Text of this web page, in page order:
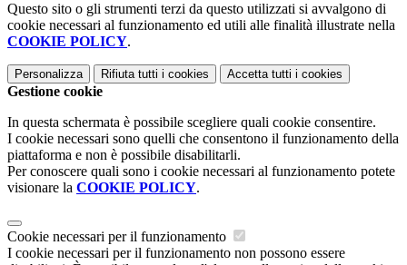
Questo sito o gli strumenti terzi da questo utilizzati si avvalgono di
cookie necessari al funzionamento ed utili alle finalità illustrate nella
COOKIE POLICY.
Personalizza Rifiuta tutti i cookies Accetta tutti i cookies
Gestione cookie
In questa schermata è possibile scegliere quali cookie consentire.
I cookie necessari sono quelli che consentono il funzionamento della
piattaforma e non è possibile disabilitarli.
Per conoscere quali sono i cookie necessari al funzionamento potete
visionare la COOKIE POLICY.
Cookie necessari per il funzionamento
I cookie necessari per il funzionamento non possono essere